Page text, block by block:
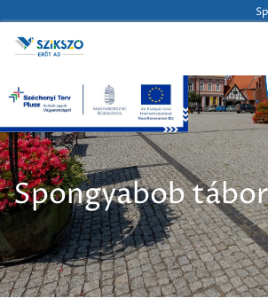
Spongyabob